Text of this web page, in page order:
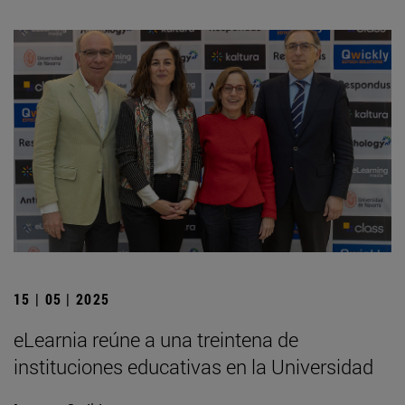
15 | 05 | 2025
eLearnia reúne a una treintena de
instituciones educativas en la Universidad